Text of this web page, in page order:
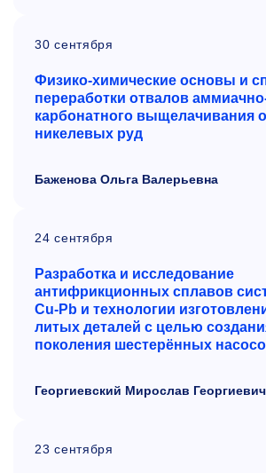
30 сентября
Физико-химические основы и
переработки отвалов
карбонатного выщелачивания
никелевых руд
Баженова Ольга Валерьевна
24 сентября
Разработка и исследование
антифрикционных сплавов
Cu-Pb и технологии
литых деталей с целью
поколения шестерённых
Георгиевский Мирослав Георгиевич
23 сентября